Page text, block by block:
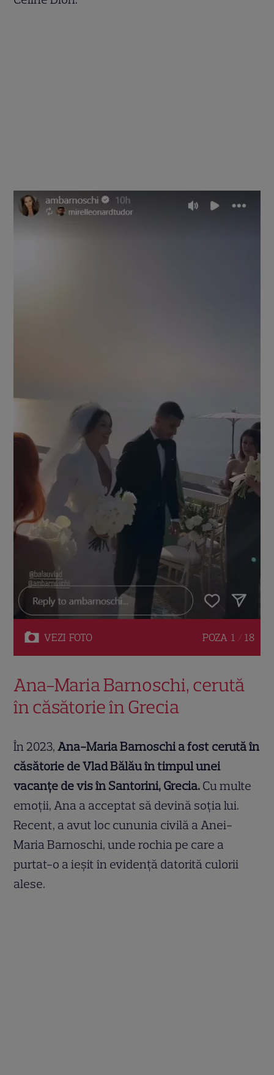
VEZI FOTO POZA 1 / 18
Ana-Maria Barnoschi, cerută
în căsătorie în Grecia
În 2023,Ana-Maria Barnoschi a fost cerută în
căsătorie de Vlad Bălău în timpul unei
vacanțe de vis în Santorini, Grecia. Cu multe
emoții, Ana a acceptat să devină soția lui.
Recent, a avut loc cununia civilă a Anei-
Maria Barnoschi, unde rochia pe care a
purtat-o a ieșit în evidență datorită culorii
alese.